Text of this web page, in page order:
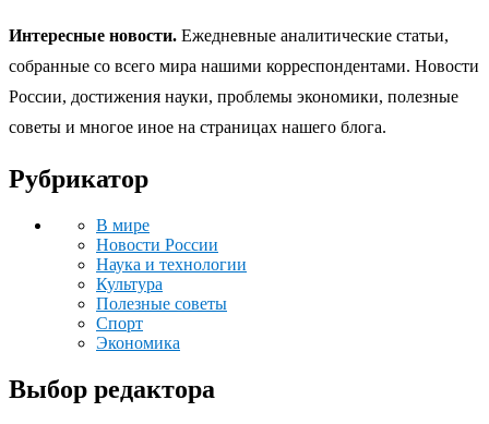
Интересные новости. Ежедневные аналитические статьи,
собранные со всего мира нашими корреспондентами. Новости
России, достижения науки, проблемы экономики, полезные
советы и многое иное на страницах нашего блога.
Рубрикатор
В мире
Новости России
Наука и технологии
Культура
Полезные советы
Спорт
Экономика
Выбор редактора